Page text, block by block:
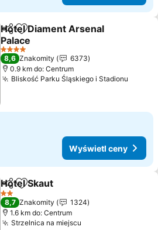
Udostępnij
Dodaj do ulubionych
Hotel Diament Arsenal
Palace
Wyświetl ceny
4 Kategoria
8,6 Znakomity
6373
0.9 km do: Centrum
Bliskość Parku Śląskiego i Stadionu
Wyświetl ceny
Udostępnij
Dodaj do ulubionych
Hotel Skaut
2 Kategoria
8,7 Znakomity
1324
1.6 km do: Centrum
Strzelnica na miejscu